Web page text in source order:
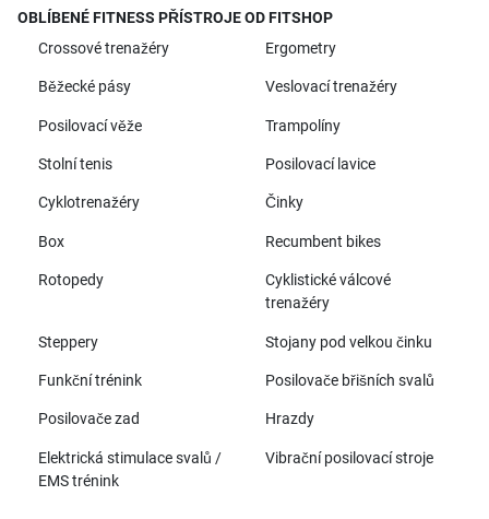
OBLÍBENÉ FITNESS PŘÍSTROJE OD FITSHOP
Crossové trenažéry
Ergometry
Běžecké pásy Veslovací trenažéry
Posilovací věže Trampolíny
Stolní tenis Posilovací lavice
Cyklotrenažéry Činky
Box Recumbent bikes
Rotopedy
Cyklistické válcové
trenažéry
Steppery Stojany pod velkou činku
Funkční trénink Posilovače břišních svalů
Posilovače zad Hrazdy
Elektrická stimulace svalů /
EMS trénink
Vibrační posilovací stroje